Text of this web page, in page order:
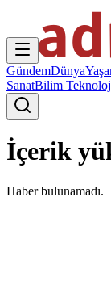
GündemDünya
SanatBilim
İçerik
Haber bulunamadı.